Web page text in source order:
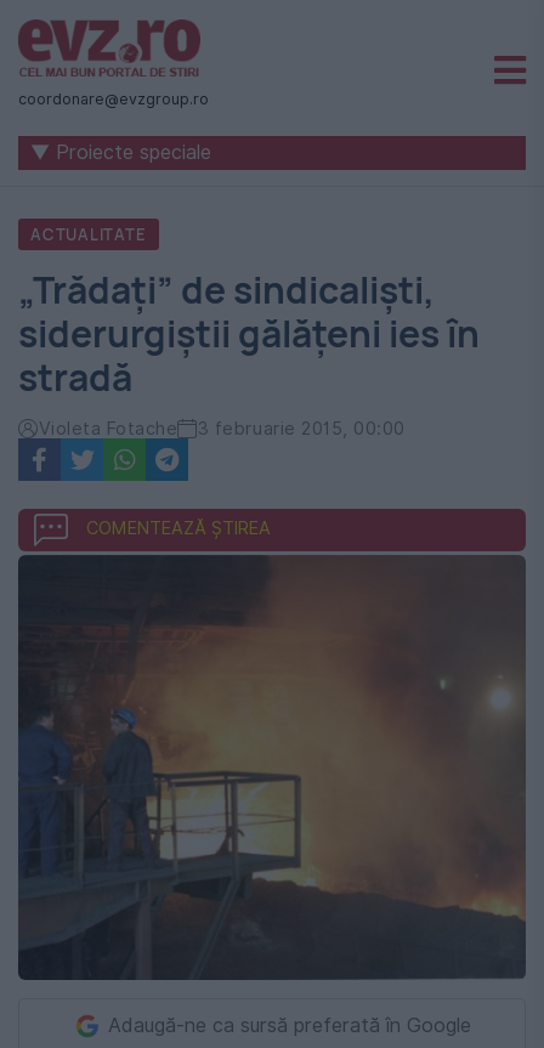
Știri
naționale
internaționale
România
-
Evenimentul
Zilei
coordonare@evzgroup.ro
▼ Proiecte speciale
ACTUALITATE
„Trădați” de sindicaliști,
siderurgiștii gălățeni ies în
stradă
Violeta Fotache 3 februarie 2015, 00:00
COMENTEAZĂ ȘTIREA
Adaugă-ne ca sursă preferată în Google